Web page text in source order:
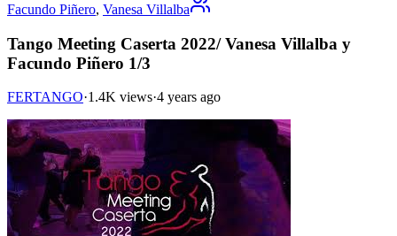
Facundo Piñero, Vanesa Villalba
Tango Meeting Caserta 2022/ Vanesa Villalba y
Facundo Piñero 1/3
FERTANGO·1.4K views·4 years ago